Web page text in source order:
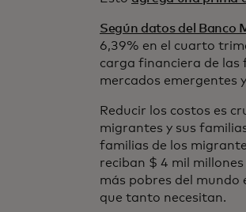
Según datos del Banco
6,39% en el cuarto
carga financiera de las
mercados emergentes
Reducir los costos es
migrantes y sus
familias de los
reciban $ 4 mil
más pobres del mundo
que tanto necesitan.